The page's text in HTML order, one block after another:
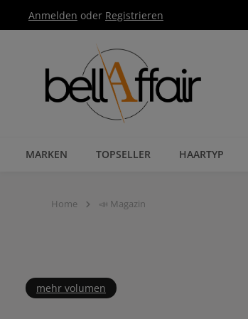
Hauptnavigation springen
Anmelden oder Registrieren
MARKEN TOPSELLER HAARTYP
Home 📣 Magazin
mehr volumen